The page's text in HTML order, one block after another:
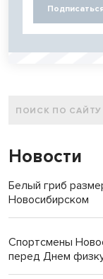
Новости
Белый гриб
Новосибирском
Спортсмены
перед Днем